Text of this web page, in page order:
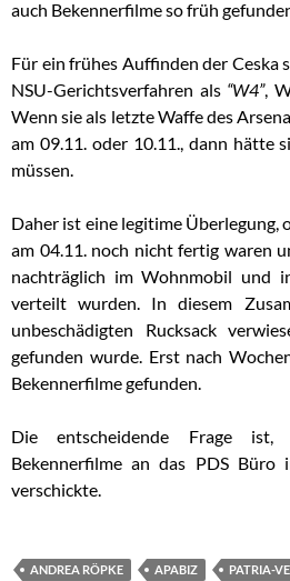
auch Bekennerfilme so früh
Für ein frühes Auffinden der Ceska
NSU-Gerichtsverfahren als “W4”,
Wenn sie als letzte Waffe des
am 09.11. oder 10.11., dann hätte
müssen.
Daher ist eine legitime Überlegung,
am 04.11. noch nicht fertig waren
nachträglich im Wohnmobil und
verteilt wurden. In diesem
unbeschädigten Rucksack
gefunden wurde. Erst nach
Bekennerfilme gefunden.
Die entscheidende Frage
Bekennerfilme an das PDS Büro
verschickte.
ANDREA RÖPKE APABIZ
PATRIA-